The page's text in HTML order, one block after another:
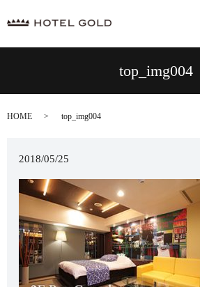
top_img004
HOME top_img004
2018/05/25